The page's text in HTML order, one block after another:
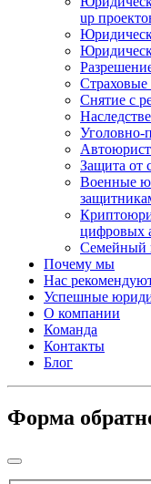
up
Снятие с
Уголовно-
Защита от
Военные
цифровых
Семейный
Почему мы
Нас
Успешные
О компании
Команда
Контакты
Блог
Форма